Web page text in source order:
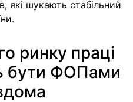
які шукають стабільний
ринку праці
бути ФОПами